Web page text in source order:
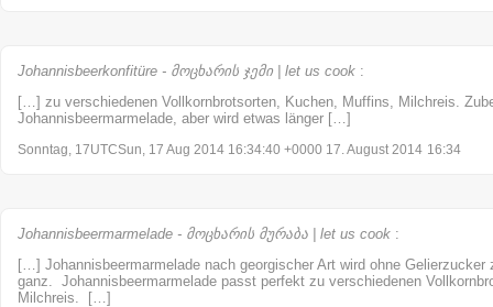
Johannisbeerkonfitüre - მოცხარის ჯემი | let us cook :
[…] zu verschiedenen Vollkornbrotsorten, Kuchen, Muffins, Milchreis.
Johannisbeermarmelade, aber wird etwas länger […]
Sonntag, 17UTCSun, 17 Aug 2014 16:34:40 +0000 17. August 2014 16:34
Johannisbeermarmelade - მოცხარის მურაბა | let us cook :
[…] Johannisbeermarmelade nach georgischer Art wird ohne Gelierzucker
ganz. Johannisbeermarmelade passt perfekt zu verschiedenen
Milchreis. […]